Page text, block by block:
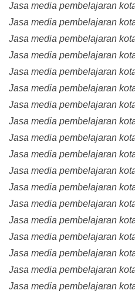
Jasa media pembelajaran
Jasa media pembelajaran
Jasa media pembelajaran
Jasa media pembelajaran
Jasa media pembelajaran
Jasa media pembelajaran
Jasa media pembelajaran
Jasa media pembelajaran
Jasa media pembelajaran
Jasa media pembelajaran
Jasa media pembelajaran
Jasa media pembelajaran
Jasa media pembelajaran
Jasa media pembelajaran
Jasa media pembelajaran
Jasa media pembelajaran
Jasa media pembelajaran
Jasa media pembelajaran